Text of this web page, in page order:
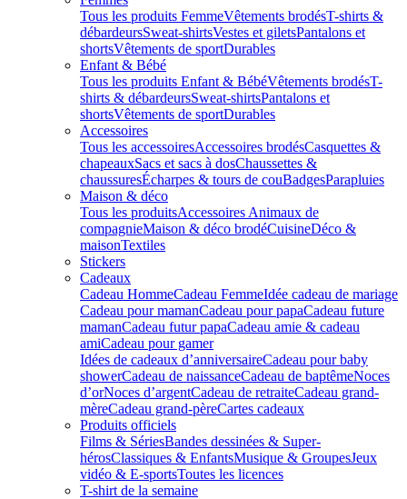
Tous les produits FemmeVêtements brodésT-shirts &
débardeursSweat-shirtsVestes et giletsPantalons et
shortsVêtements de sportDurables
Enfant & Bébé
Tous les produits Enfant & BébéVêtements brodésT-
shirts & débardeursSweat-shirtsPantalons et
shortsVêtements de sportDurables
Accessoires
Tous les accessoiresAccessoires brodésCasquettes &
chapeauxSacs et sacs à dosChaussettes &
chaussuresÉcharpes & tours de couBadgesParapluies
Maison & déco
Tous les produitsAccessoires Animaux de
compagnieMaison & déco brodéCuisineDéco &
maisonTextiles
Stickers
Cadeaux
Cadeau HommeCadeau FemmeIdée cadeau de mariage​
Cadeau pour mamanCadeau pour papaCadeau future
mamanCadeau futur papaCadeau amie & cadeau
amiCadeau pour gamer
Idées de cadeaux d’anniversaireCadeau pour baby
showerCadeau de naissanceCadeau de baptêmeNoces
d’orNoces d’argentCadeau de retraiteCadeau grand-
mèreCadeau grand-pèreCartes cadeaux
Produits officiels
Films & SériesBandes dessinées & Super-
hérosClassiques & EnfantsMusique & GroupesJeux
vidéo & E-sportsToutes les licences
T-shirt de la semaine